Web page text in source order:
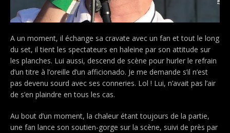
A un moment, il échange sa cravate avec un fan et tout le long
du set, il tient les spectateurs en haleine par son attitude sur
les planches. Lui aussi, descend de scène pour hurler le refrain
d’un titre à l’oreille d’un afficionado. Je me demande s’il n’est
pas devenu sourd avec ses conneries. Lol ! Lui, n’avait pas l’air
de s’en plaindre en tous les cas.
Au bout d’un moment, la chaleur étant toujours de la partie,
une fan lance son soutien-gorge sur la scène, suivi de près par